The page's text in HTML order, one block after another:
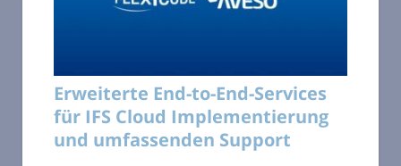
Erweiterte End-to-End-Services
für IFS Cloud Implementierung
und umfassenden Support